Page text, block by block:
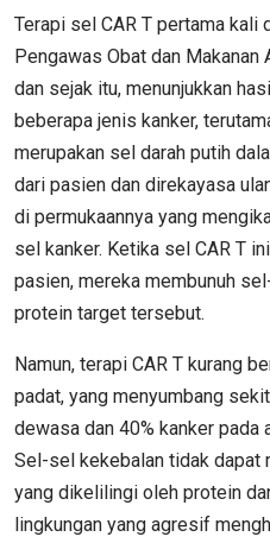
Terapi sel CAR T pertama kali
Pengawas Obat dan Makanan
dan sejak itu, menunjukkan
beberapa jenis kanker,
merupakan sel darah putih
dari pasien dan direkayasa
di permukaannya yang
sel kanker. Ketika sel CAR T
pasien, mereka membunuh
protein target tersebut.
Namun, terapi CAR T kurang
padat, yang menyumbang
dewasa dan 40% kanker pada
Sel-sel kekebalan tidak dapat
yang dikelilingi oleh protein
lingkungan yang agresif